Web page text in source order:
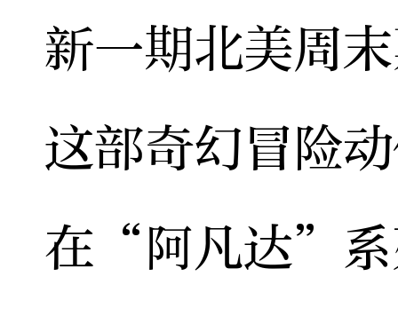
新一期北美周
这部奇幻冒险
在“阿凡达”系